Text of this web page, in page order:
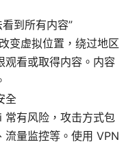
到所有内容”
变虚拟位置，绕过地区
观看或取得内容。内容
全
常有风险，攻击方式包
流量监控等。使用 VPN